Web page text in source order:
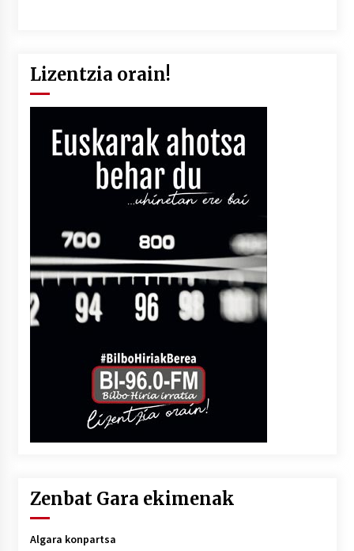
Lizentzia orain!
Zenbat Gara ekimenak
Algara konpartsa